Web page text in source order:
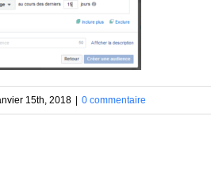
15th, 2018 0 commentaire